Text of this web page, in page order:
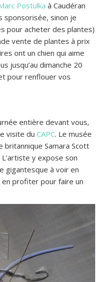
Postulka à Caudéran
sponsorisée, sinon je
pour acheter des plantes)
vente de plantes à prix
ont un chien qui aime
jusqu’au dimanche 20
pour renflouer vos
entière devant vous,
visite du CAPC. Le musée
britannique Samara Scott
L’artiste y expose son
gigantesque à voir en
profiter pour faire un